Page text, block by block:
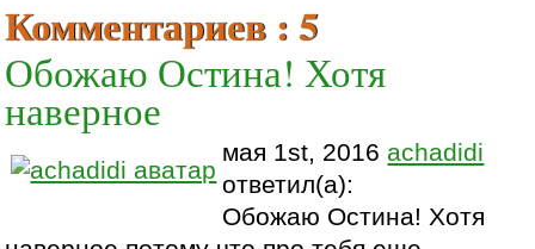
Комментариев : 5
Обожаю Остина! Хотя
наверное
мая 1st, 2016 achadidi
ответил(а):
Обожаю Остина! Хотя